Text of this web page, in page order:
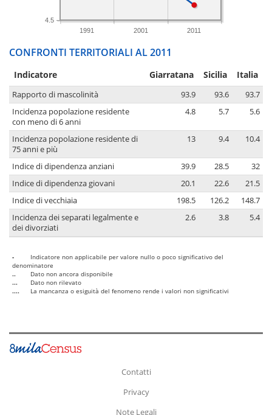
1991 2001 2011
4.5
CONFRONTI TERRITORIALI AL 2011
Indicatore Giarratana Sicilia Italia
Rapporto di mascolinità 93.9 93.6
93.7
Incidenza popolazione residente
con meno di 6 anni
4.8 5.7 5.6
Incidenza popolazione residente di
75 anni e più
13 9.4 10.4
Indice di dipendenza anziani 39.9 28.5
32
Indice di dipendenza giovani
20.1 22.6
21.5
Indice di vecchiaia
198.5 126.2
148.7
Incidenza dei separati legalmente e
dei divorziati
2.6 3.8 5.4
-
Indicatore non applicabile per valore nullo o poco significativo del
denominatore
..
Dato non ancora disponibile
...
Dato non rilevato
....
La mancanza o esiguità del fenomeno rende i valori non significativi
Contatti
Privacy
Note Legali